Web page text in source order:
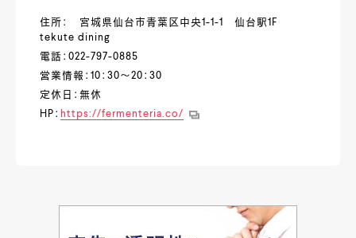
住所： 宮城県仙台市青葉区中央1-1-1 仙台駅1F
tekute dining
電話：022-797-0885
営業情報：10：30～20：30
定休日：無休
HP： https://fermenteria.co/